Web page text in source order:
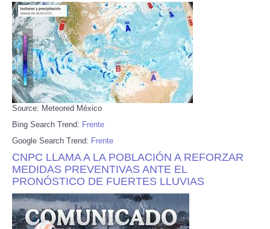
Source: Meteored México
Bing Search Trend: Frente
Google Search Trend: Frente
CNPC LLAMA A LA POBLACIÓN A REFORZAR
MEDIDAS PREVENTIVAS ANTE EL
PRONÓSTICO DE FUERTES LLUVIAS